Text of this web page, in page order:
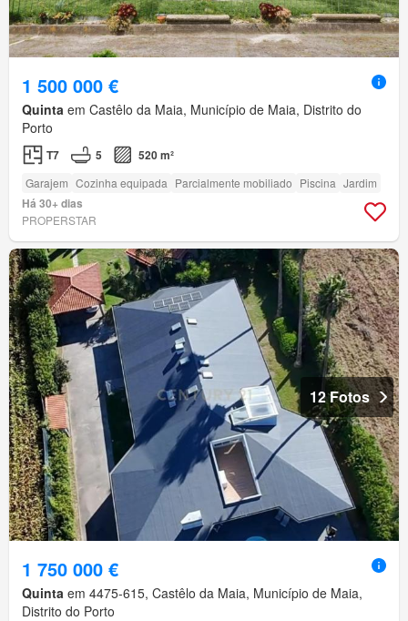
1 500 000 €
Quinta em Castêlo da Maia, Município de Maia, Distrito do
Porto
T7 5 520 m²
Garajem Cozinha equipada Parcialmente mobiliado Piscina Jardim
Há 30+ dias
PROPERSTAR
12 Fotos
1 750 000 €
Quinta em 4475-615, Castêlo da Maia, Município de Maia,
Distrito do Porto